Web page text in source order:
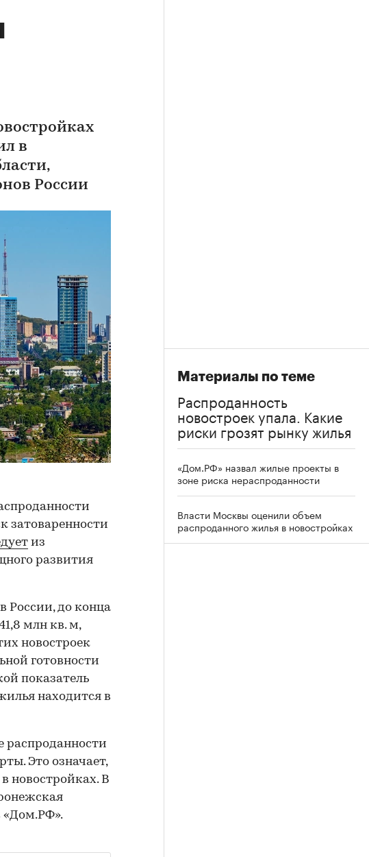
в
России
затоваренности
из
развития
России, до конца
млн кв. м,
новостроек
готовности
показатель
находится в
распроданности
Это означает,
новостройках. В
«Дом.РФ».
Материалы по теме
Распроданность
новостроек упала. Какие
риски грозят рынку жилья
«Дом.РФ» назвал жилые проекты в
зоне риска нераспроданности
Власти Москвы оценили объем
распроданного жилья в новостройках